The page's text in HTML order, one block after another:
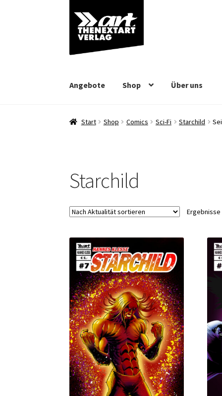
Zur
Navigation
springen
Zum
Inhalt
springen
Angebote Shop Über uns
Start Shop Comics Sci-Fi Starchild
Starchild
Ergebnisse